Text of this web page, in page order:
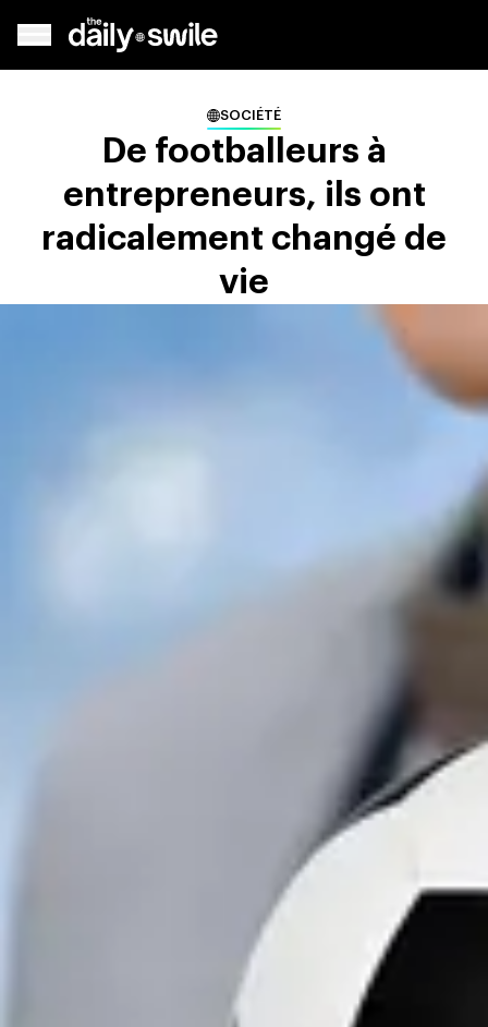
SOCIÉTÉ
De footballeurs à
entrepreneurs, ils ont
radicalement changé de
vie